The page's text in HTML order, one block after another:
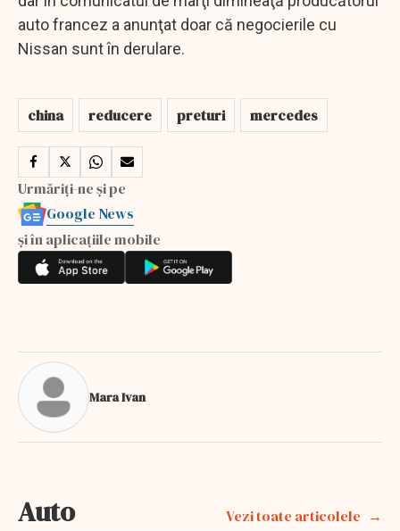
auto francez a anunţat doar că negocierile cu
Nissan sunt în derulare.
china reducere preturi mercedes
Urmăriți-ne și pe
Google News
și în aplicațiile mobile
Mara Ivan
Auto Vezi toate articolele